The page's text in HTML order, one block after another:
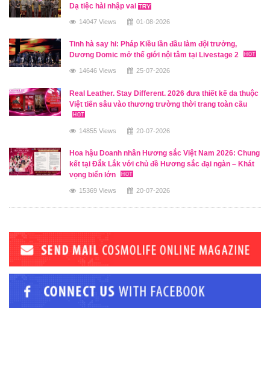
Dạ tiệc hài nhập vai
14047 Views 01-08-2026
Tinh hà say hi: Pháp Kiều lần đầu làm đội trưởng,
Dương Domic mở thế giới nội tâm tại Livestage 2
14646 Views 25-07-2026
Real Leather. Stay Different. 2026 đưa thiết kế da thuộc
Việt tiến sâu vào thương trường thời trang toàn cầu
14855 Views 20-07-2026
Hoa hậu Doanh nhân Hương sắc Việt Nam 2026: Chung
kết tại Đắk Lắk với chủ đề Hương sắc đại ngàn – Khát
vọng biển lớn
15369 Views 20-07-2026